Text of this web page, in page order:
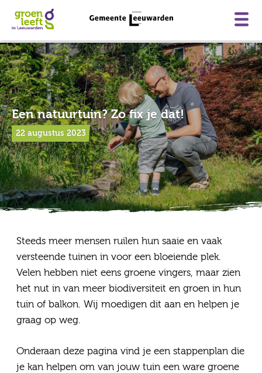
Skip
to
content
Home
Wat doet de gemeente?
Wat kan ik zelf doen?
Subsidies
Projecten
Nieuws
Vragen
Contact
Een natuurtuin? Zo fix je dat!
22 augustus 2023
Steeds meer mensen ruilen hun saaie en vaak
versteende tuinen in voor een bloeiende plek.
Velen hebben niet eens groene vingers, maar zien
het nut in van meer biodiversiteit en groen in hun
tuin of balkon. Wij moedigen dit aan en helpen je
graag op weg.
Onderaan deze pagina vind je een stappenplan die
je kan helpen om van jouw tuin een ware groene